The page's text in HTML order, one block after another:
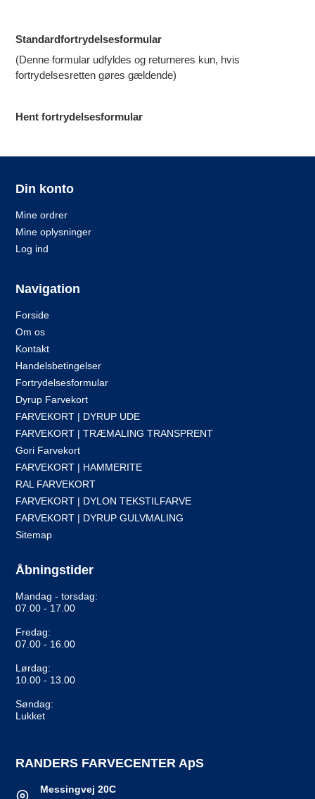
Standardfortrydelsesformular
(Denne formular udfyldes og returneres kun, hvis
fortrydelsesretten gøres gældende)
Hent fortrydelsesformular
Din konto
Mine ordrer
Mine oplysninger
Log ind
Navigation
Forside
Om os
Kontakt
Handelsbetingelser
Fortrydelsesformular
Dyrup Farvekort
FARVEKORT | DYRUP UDE
FARVEKORT | TRÆMALING TRANSPRENT
Gori Farvekort
FARVEKORT | HAMMERITE
RAL FARVEKORT
FARVEKORT | DYLON TEKSTILFARVE
FARVEKORT | DYRUP GULVMALING
Sitemap
Åbningstider
Mandag - torsdag:
07.00 - 17.00
Fredag:
07.00 - 16.00
Lørdag:
10.00 - 13.00
Søndag:
Lukket
RANDERS FARVECENTER ApS
Messingvej 20C